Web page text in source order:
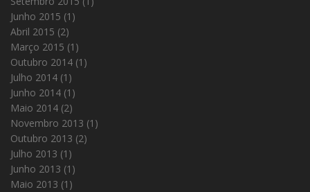
Junho 2015 (1)
Abril 2015 (2)
Março 2015 (1)
Outubro 2014 (1)
Julho 2014 (1)
Junho 2014 (1)
Maio 2014 (2)
Novembro 2013 (1)
Outubro 2013 (2)
Julho 2013 (1)
Junho 2013 (1)
Maio 2013 (1)